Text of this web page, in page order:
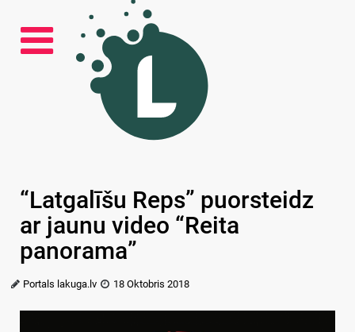
“Latgalīšu Reps” puorsteidz
ar jaunu video “Reita
panorama”
Portals lakuga.lv 18 Oktobris 2018